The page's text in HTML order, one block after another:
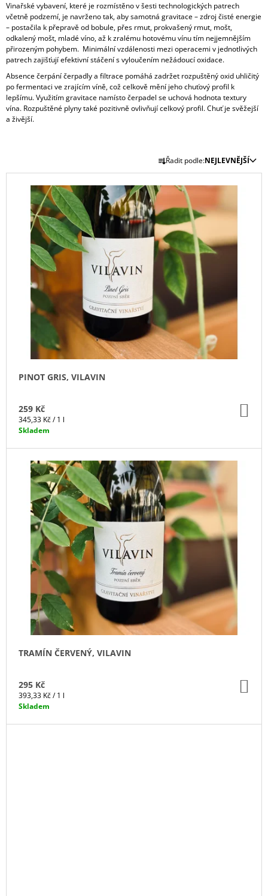
Vinařské vybavení, které je rozmístěno v šesti technologických patrech
včetně podzemí, je navrženo tak, aby samotná gravitace – zdroj čisté energie
– postačila k přepravě od bobule, přes rmut, prokvašený rmut, mošt,
odkalený mošt, mladé víno, až k zralému hotovému vínu tím nejjemnějším
přirozeným pohybem. Minimální vzdálenosti mezi operacemi v jednotlivých
patrech zajišťují efektivní stáčení s vyloučením nežádoucí oxidace.
Absence čerpání čerpadly a filtrace pomáhá zadržet rozpuštěný oxid uhličitý
po fermentaci ve zrajícím víně, což celkově mění jeho chuťový profil k
lepšímu. Využitím gravitace namísto čerpadel se uchová hodnota textury
vína. Rozpuštěné plyny také pozitivně ovlivňují celkový profil. Chuť je svěžejší
a živější.
Ř
A
Z
E
N
Í
P
R
O
D
U
K
T
Ů
Řadit podle:NEJLEVNĚJŠÍ
V
PINOT GRIS, VILAVIN
259 Kč
Měrná
cena:
345,33 Kč / 1 l
Skladem
TRAMÍN ČERVENÝ, VILAVIN
295 Kč
Měrná
cena:
393,33 Kč / 1 l
Skladem
D
O
P
O
R
U
Č
U
J
E
M
ILUSIONISTA,
RUEDA,
ŠPANĚLSKO